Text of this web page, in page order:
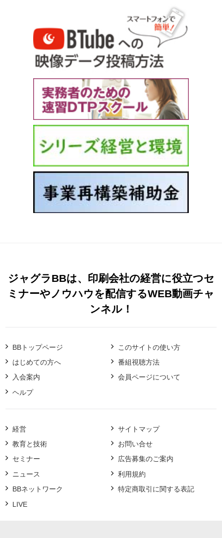
ジャグラBBは、印刷会社の経営に役立つセ
ミナーやノウハウを配信するWEB動画チャ
ンネル！
BBトップページ
はじめての方へ
入会案内
ヘルプ
このサイトの使い方
番組視聴方法
会員ページについて
経営
教育と技術
セミナー
ニュース
BBネットワーク
LIVE
サイトマップ
お問い合せ
広告募集のご案内
利用規約
特定商取引に関する表記